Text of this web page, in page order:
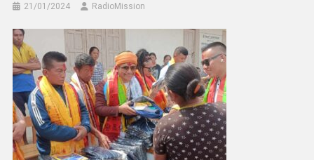
21/01/2024 RadioMission